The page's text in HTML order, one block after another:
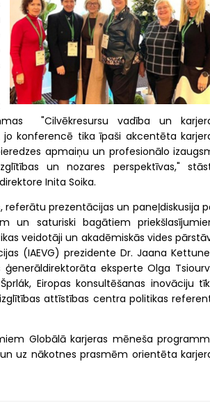
"Cilvēkresursu vadība un
konferencē tika īpaši akcentēta
apmaiņu un profesionālo
un nozares perspektīvas,"
Inita Soika.
prezentācijas un paneļdiskusija
un saturiski bagātiem
veidotāji un akadēmiskās vides
(IAEVG) prezidente Dr. Jaana
eksperte Olga
Eiropas konsultēšanas inovāciju
attīstības centra politikas
Globālā karjeras mēneša
uz nākotnes prasmēm orientēta